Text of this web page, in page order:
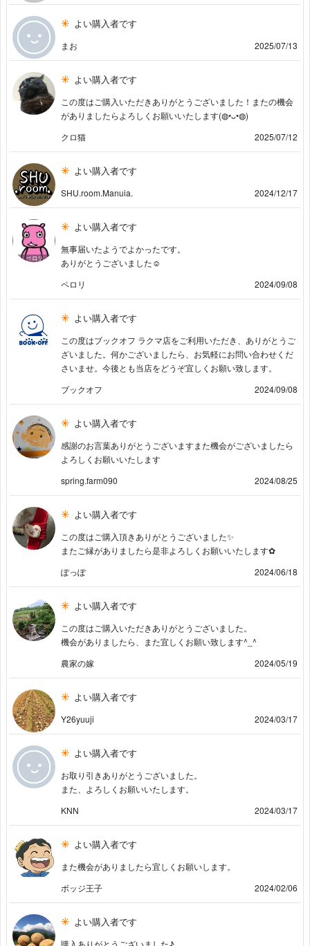
よい購入者です
まお 2025/07/13
よい購入者です
この度はご購入いただきありがとうございました！またの機会
がありましたらよろしくお願いいたします(⁠◍⁠•⁠ᴗ⁠•⁠◍⁠)
クロ猫
2025/07/12
よい購入者です
SHU.room.Manuia. 2024/12/17
よい購入者です
無事届いたようでよかったです。
ありがとうございました☺︎
ペロリ
2024/09/08
よい購入者です
この度はブックオフ ラクマ店をご利用いただき、ありがとうご
ざいました。何かございましたら、お気軽にお問い合わせくだ
さいませ。今後とも当店をどうぞ宜しくお願い致します。
ブックオフ
2024/09/08
よい購入者です
感謝のお言葉ありがとうございますまた機会がございましたら
よろしくお願いいたします
spring.farm090
2024/08/25
よい購入者です
この度はご購入頂きありがとうございました✨️
またご縁がありましたら是非よろしくお願いいたします‪✿
ぽっぽ
2024/06/18
よい購入者です
この度はご購入いただきありがとうございました。
機会がありましたら、また宜しくお願い致します^⁠_⁠^
農家の嫁
2024/05/19
よい購入者です
Y26yuuji 2024/03/17
よい購入者です
お取り引きありがとうございました。
また、よろしくお願いいたします。
KNN
2024/03/17
よい購入者です
また機会がありましたら宜しくお願いします。
ボッジ王子
2024/02/06
よい購入者です
購入ありがとうございました♪